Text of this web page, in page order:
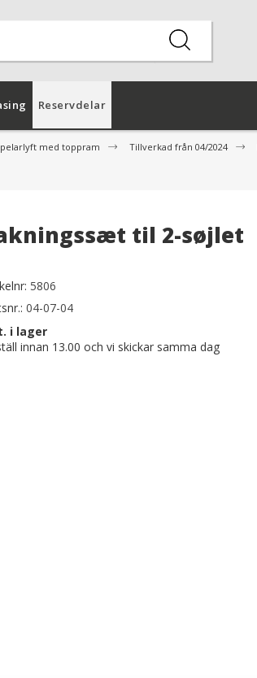
Reservdelar
med toppram Tillverkad från 04/2024
til 2-søjlet
5806
04-07-04
i lager
innan 13.00 och vi skickar samma dag